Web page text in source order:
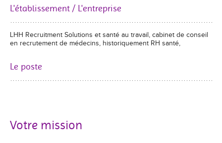
L'établissement / L'entreprise
LHH Recruitment Solutions et santé au travail, cabinet de conseil
en recrutement de médecins, historiquement RH santé,
Le poste
Votre mission